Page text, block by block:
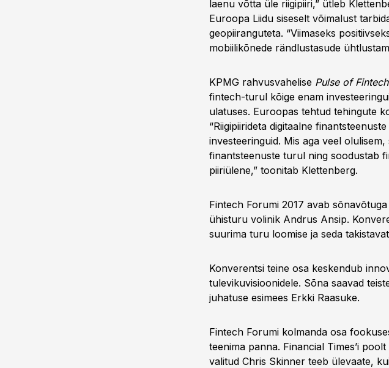
laenu võtta üle riigipiiri,” ütleb
Euroopa Liidu siseselt võimalust
geopiiranguteta. “Viimaseks
mobiilikõnede rändlustasude
KPMG rahvusvahelise Pulse of Fintech
fintech-turul kõige enam
ulatuses. Euroopas tehtud tehingute
“Riigipiirideta digitaalne
investeeringuid. Mis aga veel
finantsteenuste turul ning soodustab
piiriülene,” toonitab Klettenberg.
Fintech Forumi 2017 avab
ühisturu volinik Andrus Ansip.
suurima turu loomise ja seda
Konverentsi teine osa keskendub
tulevikuvisioonidele. Sõna saavad
juhatuse esimees Erkki Raasuke.
Fintech Forumi kolmanda osa
teenima panna. Financial Times’i
valitud Chris Skinner teeb ülevaate,